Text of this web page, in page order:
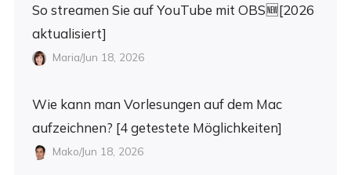
So streamen Sie auf YouTube mit OBS🆕[2026
aktualisiert]
Maria/Jun 18, 2026
Wie kann man Vorlesungen auf dem Mac
aufzeichnen? [4 getestete Möglichkeiten]
Mako/Jun 18, 2026